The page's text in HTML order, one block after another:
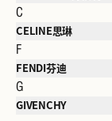
C
CELINE思琳
F
FENDI芬迪
G
GIVENCHY